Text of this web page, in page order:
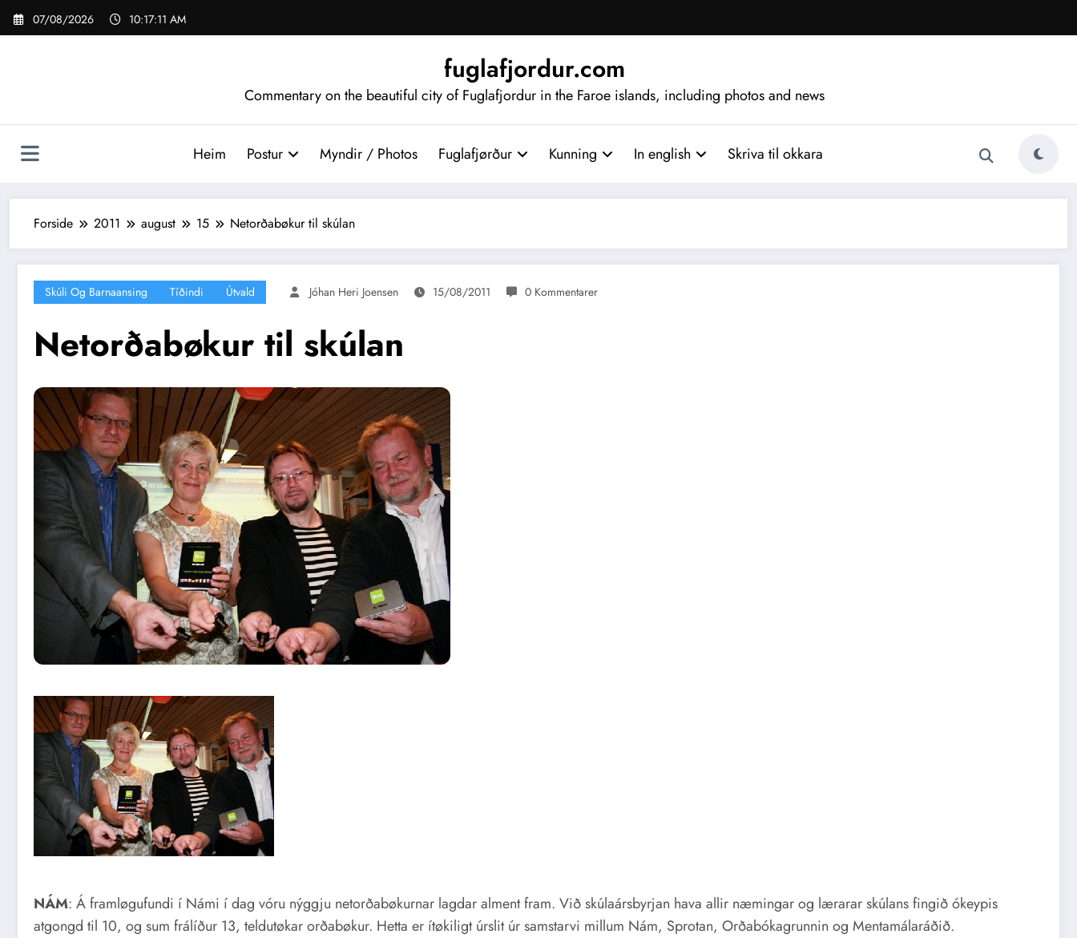
Videre
07/08/2026 10:17:12 AM
fuglafjordur.com
Commentary on the beautiful city of Fuglafjordur in the Faroe islands, including photos and news
Heim Postur Myndir / Photos Fuglafjørður Kunning In english Skriva til okkara
Forside 2011 august 15 Netorðabøkur til skúlan
Skúli Og Barnaansing Tíðindi Útvald Jóhan Heri Joensen 15/08/2011 0 Kommentarer
Netorðabøkur til skúlan
NÁM: Á framløgufundi í Námi í dag vóru nýggju netorðabøkurnar lagdar alment fram. Við skúlaársbyrjan hava allir næmingar og lærarar skúlans fingið ókeypis
atgongd til 10, og sum frálíður 13, teldutøkar orðabøkur. Hetta er ítøkiligt úrslit úr samstarvi millum Nám, Sprotan, Orðabókagrunnin og Mentamálaráðið.